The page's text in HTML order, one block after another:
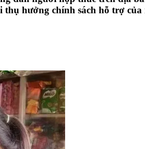
hưởng chính sách hỗ trợ của